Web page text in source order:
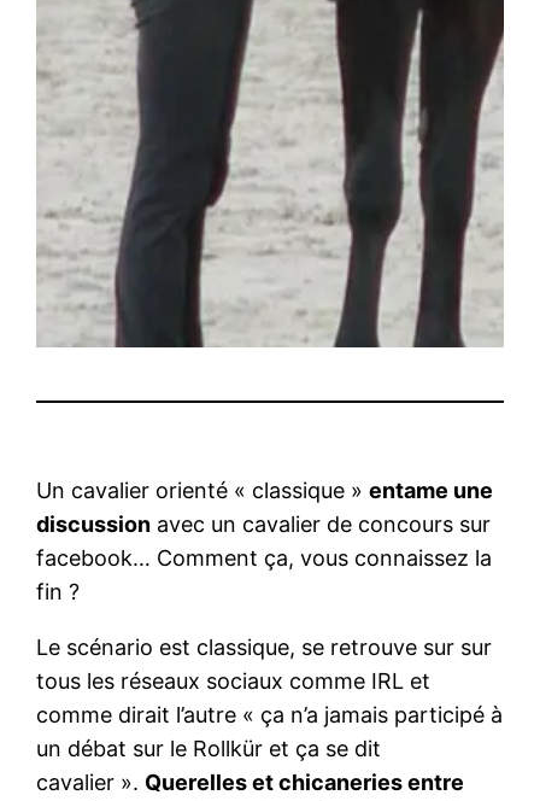
Un cavalier orienté « classique »entame une
discussion avec un cavalier de concours sur
facebook… Comment ça, vous connaissez la
fin ?
Le scénario est classique, se retrouve sur sur
tous les réseaux sociaux comme IRL et
comme dirait l’autre « ça n’a jamais participé à
un débat sur le Rollkür et ça se dit
cavalier ». Querelles et chicaneries entre